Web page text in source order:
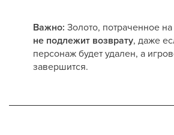
Важно: Золото, потраченное
не подлежит возврату, даже
персонаж будет удален, а
завершится.